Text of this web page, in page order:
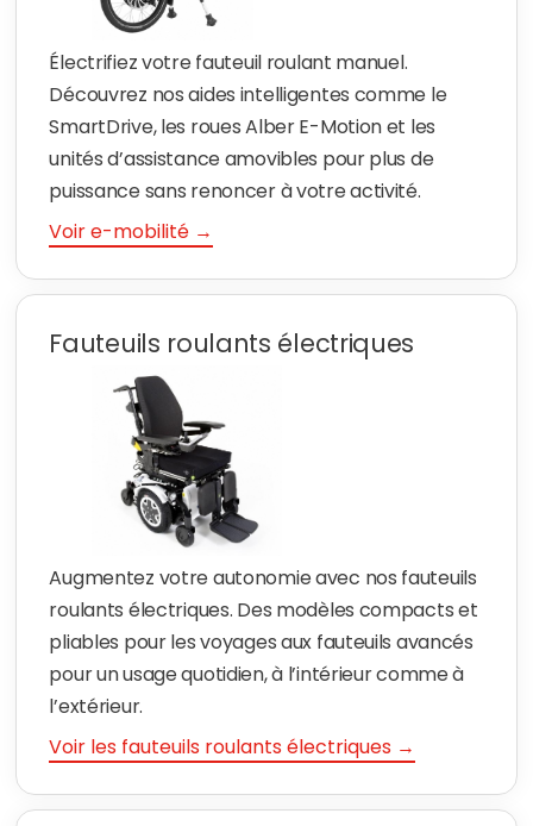
Électrifiez votre fauteuil roulant manuel.
Découvrez nos aides intelligentes comme le
SmartDrive, les roues Alber E-Motion et les
unités d’assistance amovibles pour plus de
puissance sans renoncer à votre activité.
Voir e-mobilité →
Fauteuils roulants électriques
Augmentez votre autonomie avec nos fauteuils
roulants électriques. Des modèles compacts et
pliables pour les voyages aux fauteuils avancés
pour un usage quotidien, à l’intérieur comme à
l’extérieur.
Voir les fauteuils roulants électriques →